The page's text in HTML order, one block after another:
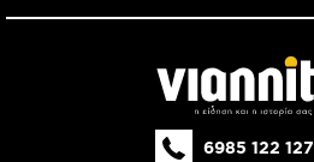
6985 122 127